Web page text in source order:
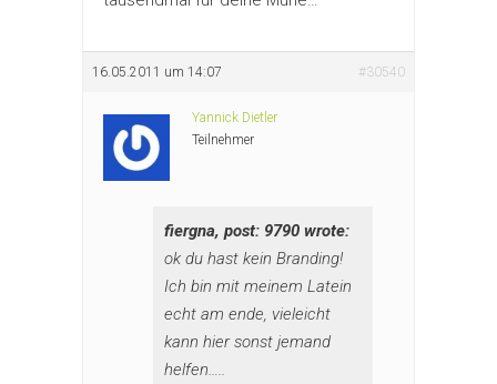
16.05.2011 um 14:07 #30540
Yannick Dietler
Teilnehmer
fiergna, post: 9790 wrote:
ok du hast kein Branding!
Ich bin mit meinem Latein
echt am ende, vieleicht
kann hier sonst jemand
helfen…..